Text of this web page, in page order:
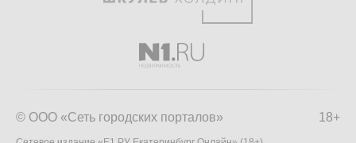
18+
© ООО «Сеть городских порталов»